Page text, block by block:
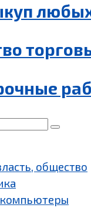
общество
компьютеры